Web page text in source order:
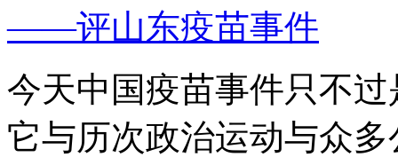
——评山东疫苗事件
今天中国疫苗事件只不
它与历次政治运动与众